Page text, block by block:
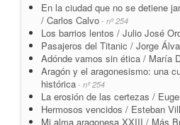
En la ciudad que no se detiene
/ Carlos Calvo - nº 254
Los barrios lentos / Julio José
Pasajeros del Titanic / Jorge
Adónde vamos sin ética / María
Aragón y el aragonesismo: una
histórica - nº 254
La erosión de las certezas /
Hermosos vencidos / Esteban
Mi alma aragonesa XXIII / Más